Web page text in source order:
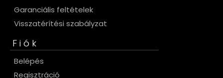
Garanciális feltételek
Visszatérítési szabályzat
Fiók
Belépés
Regisztráció